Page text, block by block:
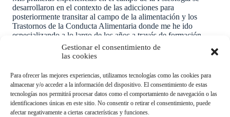
Gestionar el consentimiento de
las cookies
Para ofrecer las mejores experiencias, utilizamos tecnologías como las cookies para
almacenar y/o acceder a la información del dispositivo. El consentimiento de estas
tecnologías nos permitirá procesar datos como el comportamiento de navegación o las
identificaciones únicas en este sitio. No consentir o retirar el consentimiento, puede
afectar negativamente a ciertas características y funciones.
desarrollaron en el contexto de las adicciones para
posteriormente transitar al campo de la alimentación y los
Trastornos de la Conducta Alimentaria donde me he ido
especializando a lo largo de los años a través de formación
específica y experiencia clínica .
comportamiento humano y el malestar que a veces
experimentamos las personas gracias a una potente formación
desde el marco de la psicología científica y gracias a haber
acumulado una amplia experiencia en el trabajo con distintas
personas, de distintas realidades y habiendo pasado por